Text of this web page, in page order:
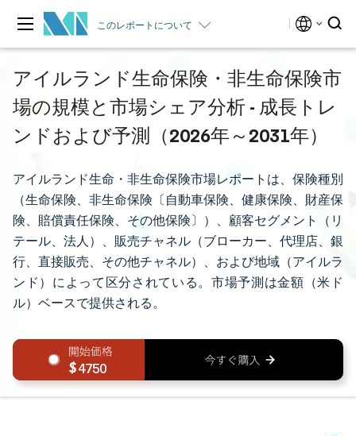
このレポートについて
アイルランド生命保険・非生命保険市
場の規模と市場シェア分析 - 成長トレ
ンドおよび予測（2026年～2031年）
アイルランド生命・非生命保険市場レポートは、保険種別
（生命保険、非生命保険〔自動車保険、健康保険、財産保
険、賠償責任保険、その他保険〕）、顧客セグメント（リ
テール、法人）、販売チャネル（ブローカー、代理店、銀
行、直接販売、その他チャネル）、および地域（アイルラ
ンド）によって区分されている。市場予測は金額（米ド
ル）ベースで提供される。
4750